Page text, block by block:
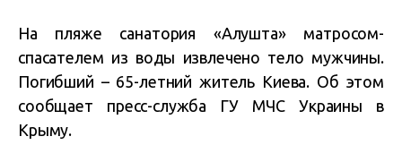
На пляже санатория «Алушта» матросом-
спасателем из воды извлечено тело мужчины.
Погибший – 65-летний житель Киева. Об этом
сообщает пресс-служба ГУ МЧС Украины в
Крыму.